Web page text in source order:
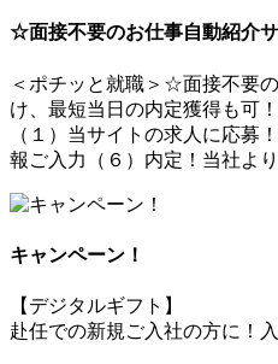
☆面接不要のお仕事自動紹介
＜ポチッと就職＞☆面接不要
け、最短当日の内定獲得も可
（１）当サイトの求人に応募
報ご入力（６）内定！当社よ
キャンペーン！
【デジタルギフト】
赴任での新規ご入社の方に！